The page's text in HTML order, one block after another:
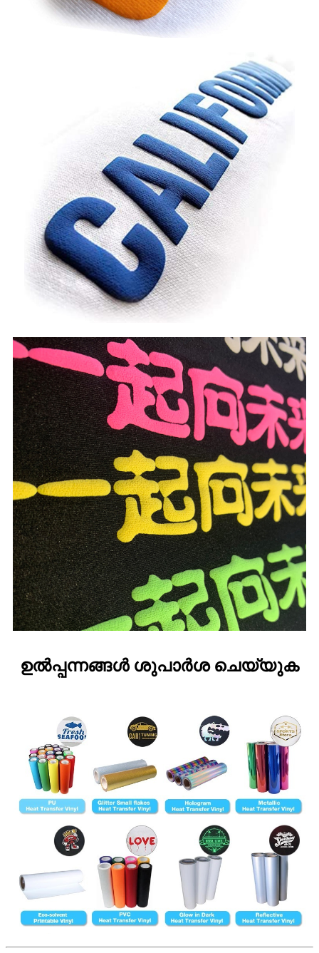
ഉൽപ്പന്നങ്ങൾ ശുപാർശ ചെയ്യുക